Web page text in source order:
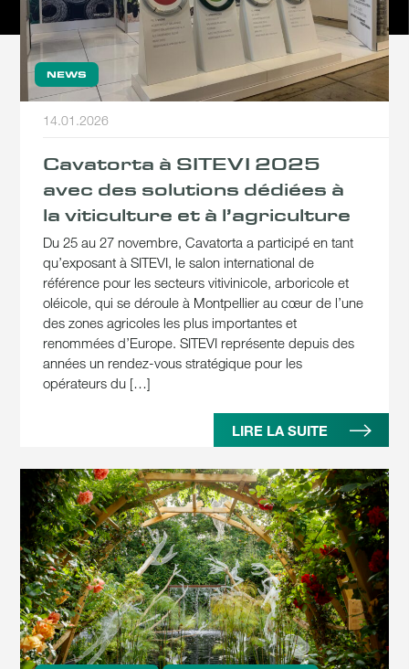
NEWS
14.01.2026
Cavatorta à SITEVI 2025
avec des solutions dédiées à
la viticulture et à l’agriculture
Du 25 au 27 novembre, Cavatorta a participé en tant
qu’exposant à SITEVI, le salon international de
référence pour les secteurs vitivinicole, arboricole et
oléicole, qui se déroule à Montpellier au cœur de l’une
des zones agricoles les plus importantes et
renommées d’Europe. SITEVI représente depuis des
années un rendez-vous stratégique pour les
opérateurs du […]
LIRE LA SUITE